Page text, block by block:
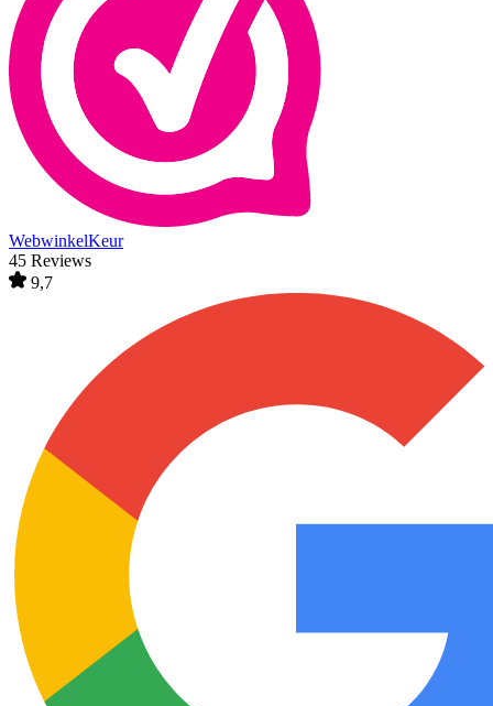
WebwinkelKeur
45 Reviews
9,7